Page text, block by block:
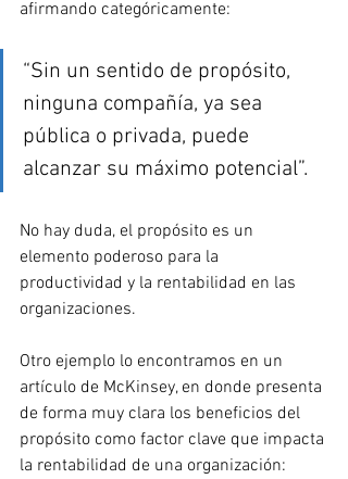
afirmando categóricamente:
“Sin un sentido de propósito,
ninguna compañía, ya sea
pública o privada, puede
alcanzar su máximo potencial”.
No hay duda, el propósito es un
elemento poderoso para la
productividad y la rentabilidad en las
organizaciones.
Otro ejemplo lo encontramos en un
artículo de McKinsey, en donde presenta
de forma muy clara los beneficios del
propósito como factor clave que impacta
la rentabilidad de una organización: